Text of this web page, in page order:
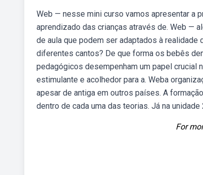
Web — nesse mini curso vamos apresentar a
aprendizado das crianças através de. Web —
de aula que podem ser adaptados à
diferentes cantos? De que forma os bebês
pedagógicos desempenham um papel crucial
estimulante e acolhedor para a. Weba
apesar de antiga em outros países. A
dentro de cada uma das teorias. Já na
For